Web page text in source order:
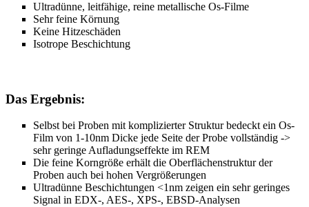
Ultradünne, leitfähige, reine metallische Os-Filme
Sehr feine Körnung
Keine Hitzeschäden
Isotrope Beschichtung
Das Ergebnis:
Selbst bei Proben mit komplizierter Struktur bedeckt ein Os-
Film von 1-10nm Dicke jede Seite der Probe vollständig ->
sehr geringe Aufladungseffekte im REM
Die feine Korngröße erhält die Oberflächenstruktur der
Proben auch bei hohen Vergrößerungen
Ultradünne Beschichtungen <1nm zeigen ein sehr geringes
Signal in EDX-, AES-, XPS-, EBSD-Analysen